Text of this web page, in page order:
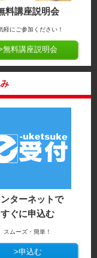
料講座説明会
軽にご参加ください！
無料講座説明会
ターネットで
すぐに申込む
スムーズ・簡単！
>申込む